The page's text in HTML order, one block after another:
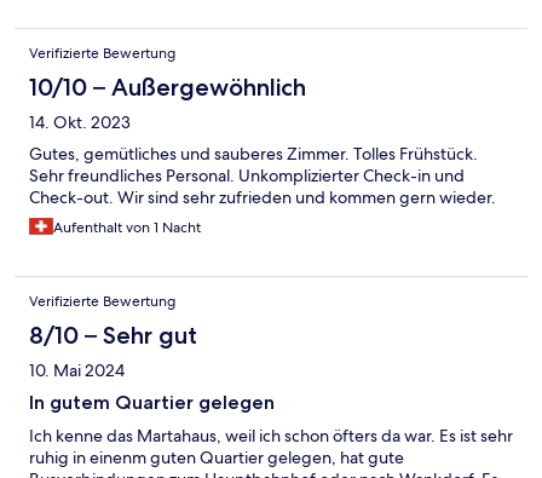
Verifizierte Bewertung
10/10 – Außergewöhnlich
14. Okt. 2023
Gutes, gemütliches und sauberes Zimmer. Tolles Frühstück.
Sehr freundliches Personal. Unkomplizierter Check-in und
Check-out. Wir sind sehr zufrieden und kommen gern wieder.
Aufenthalt von 1 Nacht
Verifizierte Bewertung
8/10 – Sehr gut
10. Mai 2024
In gutem Quartier gelegen
Ich kenne das Martahaus, weil ich schon öfters da war. Es ist sehr
ruhig in einenm guten Quartier gelegen, hat gute